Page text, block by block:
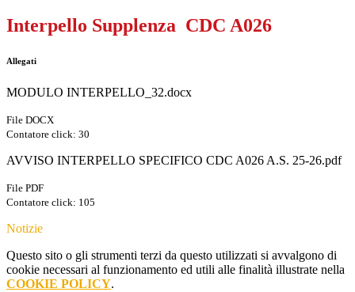
Interpello Supplenza CDC A026
Allegati
MODULO INTERPELLO_32.docx
File DOCX
Contatore click: 30
AVVISO INTERPELLO SPECIFICO CDC A026 A.S. 25-26.pdf
File PDF
Contatore click: 105
Notizie
Questo sito o gli strumenti terzi da questo utilizzati si avvalgono di
cookie necessari al funzionamento ed utili alle finalità illustrate nella
COOKIE POLICY.